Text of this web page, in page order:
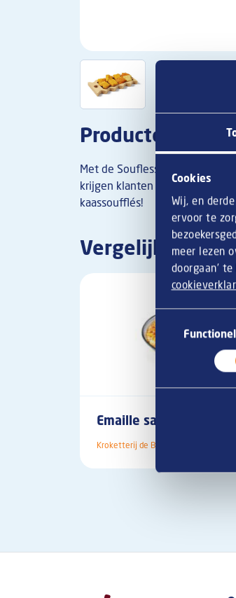
Cookies
Wij, en
ervoor te
meer lezen
doorgaan’
Met de Souflesse
krijgen klanten de ultieme
kaassoufflés!
Vergelijkbare
Emaille sausschaaltje
Kroketterij de Bourgondier